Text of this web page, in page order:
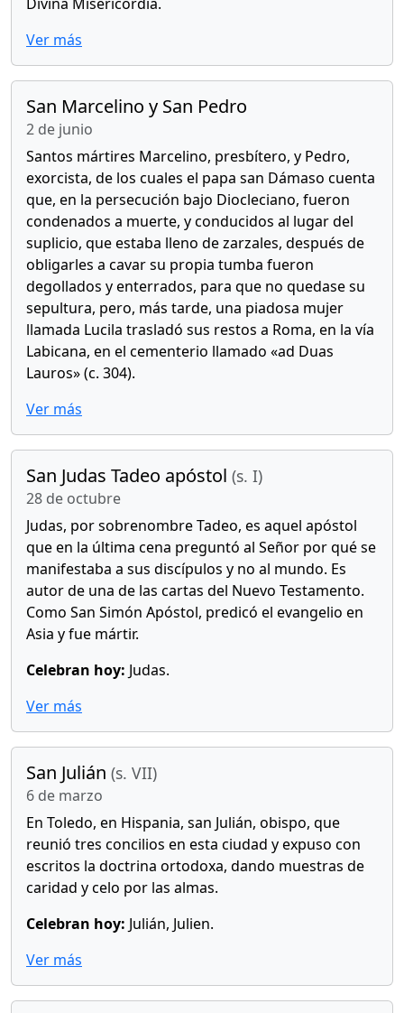
Ver más
San Marcelino y San Pedro
2 de junio
Santos mártires Marcelino, presbítero, y Pedro,
exorcista, de los cuales el papa san Dámaso cuenta
que, en la persecución bajo Diocleciano, fueron
condenados a muerte, y conducidos al lugar del
suplicio, que estaba lleno de zarzales, después de
obligarles a cavar su propia tumba fueron
degollados y enterrados, para que no quedase su
sepultura, pero, más tarde, una piadosa mujer
llamada Lucila trasladó sus restos a Roma, en la vía
Labicana, en el cementerio llamado «ad Duas
Lauros» (c. 304).
Ver más
San Judas Tadeo apóstol (s. I)
28 de octubre
Judas, por sobrenombre Tadeo, es aquel apóstol
que en la última cena preguntó al Señor por qué se
manifestaba a sus discípulos y no al mundo. Es
autor de una de las cartas del Nuevo Testamento.
Como San Simón Apóstol, predicó el evangelio en
Asia y fue mártir.
Celebran hoy: Judas.
Ver más
San Julián (s. VII)
6 de marzo
En Toledo, en Hispania, san Julián, obispo, que
reunió tres concilios en esta ciudad y expuso con
escritos la doctrina ortodoxa, dando muestras de
caridad y celo por las almas.
Celebran hoy: Julián, Julien.
Ver más